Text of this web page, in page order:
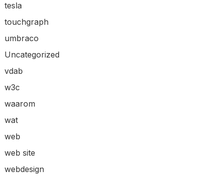
tesla
touchgraph
umbraco
Uncategorized
vdab
w3c
waarom
wat
web
web site
webdesign